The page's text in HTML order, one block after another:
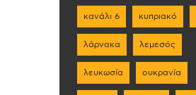
κανάλι 6 κυπριακό
λάρνακα λεμεσός
λευκωσία ουκρανία